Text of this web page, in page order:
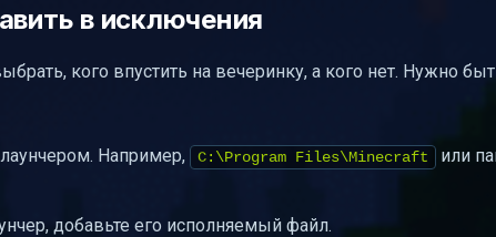
в исключения
кого впустить на вечеринку, а кого нет. Нужно
Например, C:\Program Files\Minecraft
или
добавьте его исполняемый файл.